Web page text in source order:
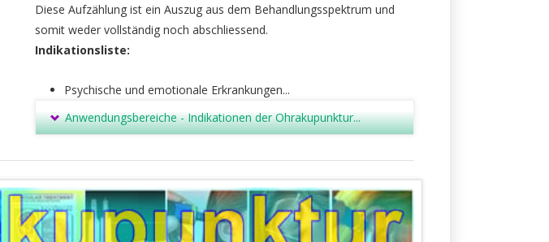
Diese Aufzählung ist ein Auszug aus dem Behandlungsspektrum und
somit weder vollständig noch abschliessend.
Indikationsliste:
Psychische und emotionale Erkrankungen...
Anwendungsbereiche - Indikationen der Ohrakupunktur...